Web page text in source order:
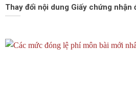
Thay đổi nội dung Giấy chứng nhận